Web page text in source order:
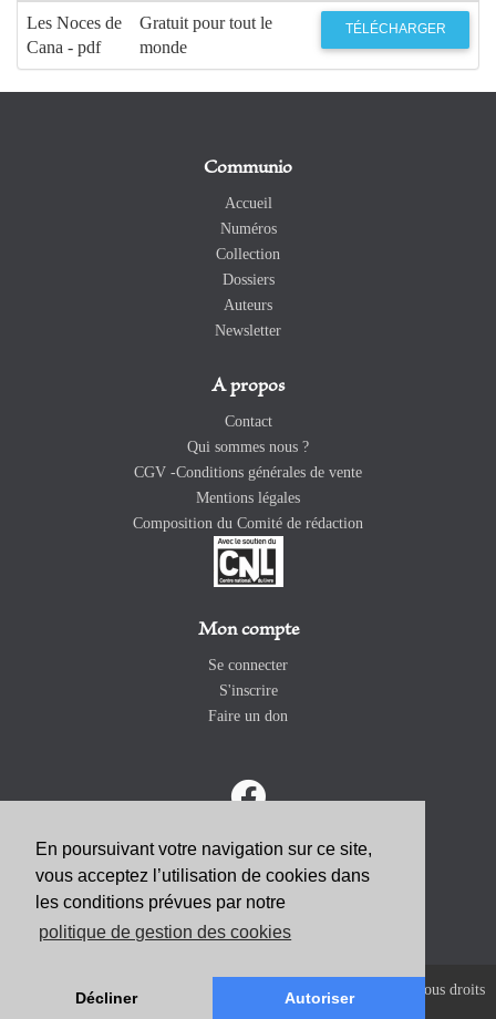
En poursuivant votre navigation sur ce site,
vous acceptez l’utilisation de cookies dans
les conditions prévues par notre
politique de gestion des cookies
Décliner Autoriser
Les Noces de
Cana - pdf
Gratuit pour tout le
monde
TÉLÉCHARGER
Communio
Accueil
Numéros
Collection
Dossiers
Auteurs
Newsletter
A propos
Contact
Qui sommes nous ?
CGV -Conditions générales de vente
Mentions légales
Composition du Comité de rédaction
Mon compte
Se connecter
S'inscrire
Faire un don
ABONNEZ-VOUS
Copyright 2026 Revue Catholique Internationale COMMUNIO. Tous droits